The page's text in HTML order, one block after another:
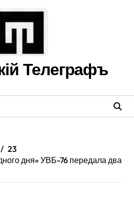
Телеграфъ
23
дня» УВБ-76 передала два